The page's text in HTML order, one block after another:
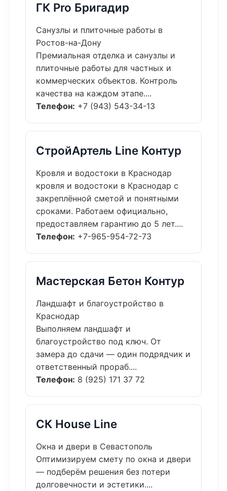
ГК Pro Бригадир
Санузлы и плиточные работы в
Ростов-на-Дону
Премиальная отделка и санузлы и
плиточные работы для частных и
коммерческих объектов. Контроль
качества на каждом этапе....
Телефон: +7 (943) 543-34-13
СтройАртель Line Контур
Кровля и водостоки в Краснодар
кровля и водостоки в Краснодар с
закреплённой сметой и понятными
сроками. Работаем официально,
предоставляем гарантию до 5 лет....
Телефон: +7-965-954-72-73
Мастерская Бетон Контур
Ландшафт и благоустройство в
Краснодар
Выполняем ландшафт и
благоустройство под ключ. От
замера до сдачи — один подрядчик и
ответственный прораб....
Телефон: 8 (925) 171 37 72
СК House Line
Окна и двери в Севастополь
Оптимизируем смету по окна и двери
— подберём решения без потери
долговечности и эстетики....